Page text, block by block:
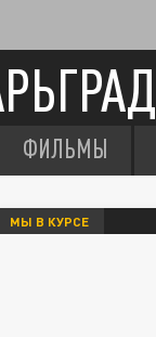
ФИЛЬМЫ
МЫ В КУРСЕ